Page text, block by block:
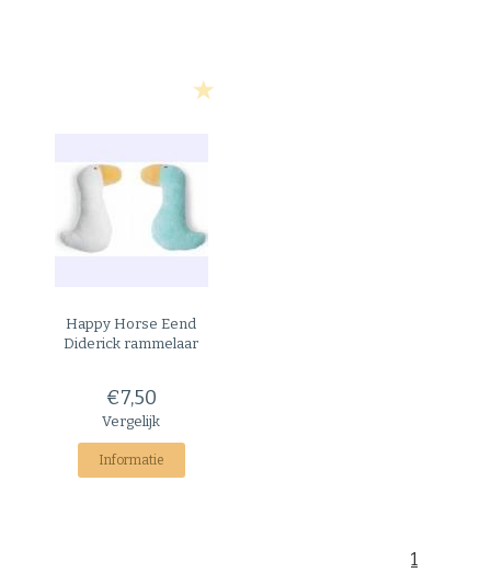
Happy Horse Eend
Diderick rammelaar
€7,50
Vergelijk
Informatie
1